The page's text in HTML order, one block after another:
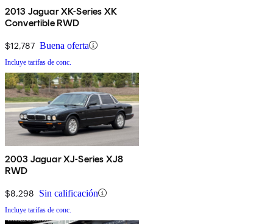
2013 Jaguar XK-Series XK
Convertible RWD
$12,787 Buena oferta
Incluye tarifas de conc.
2003 Jaguar XJ-Series XJ8
RWD
$8,298 Sin calificación
Incluye tarifas de conc.